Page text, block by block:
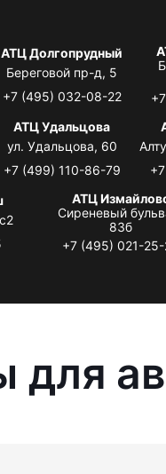
АТЦ Долгопрудный
Береговой пр-д, 5
+7 (495) 032-08-22
АТЦ Удальцова
ул. Удальцова, 60
+7 (499) 110-86-79
АТЦ
Сиреневый
83б
+7 (495) 021-25-
для